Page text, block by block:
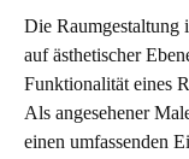
Die Raumgestaltung
auf ästhetischer
Funktionalität eines
Als angesehener
einen umfassenden